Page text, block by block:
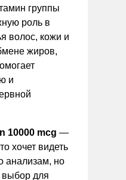
группы
роль в
волос, кожи и
жиров,
и
10000 mcg —
хочет видеть
анализам, но
выбор для